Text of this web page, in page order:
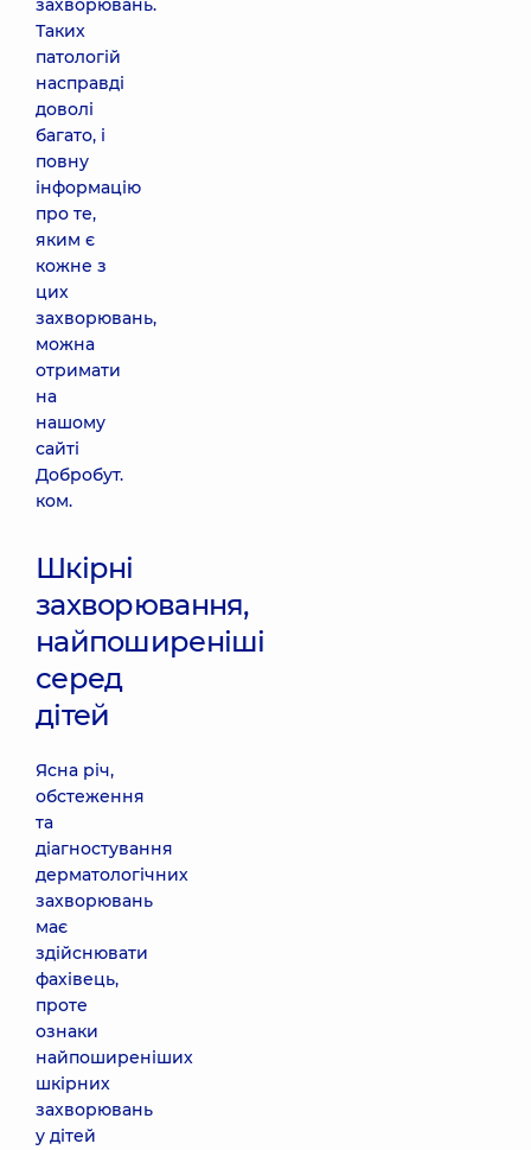
захворювань.
Таких
патологій
насправді
доволі
багато, і
повну
інформацію
про те,
яким є
кожне з
цих
захворювань,
можна
отримати
на
нашому
сайті
Добробут.
ком.
Шкірні
захворювання,
найпоширеніші
серед
дітей
Ясна річ,
обстеження
та
діагностування
дерматологічних
захворювань
має
здійснювати
фахівець,
проте
ознаки
найпоширеніших
шкірних
захворювань
у дітей